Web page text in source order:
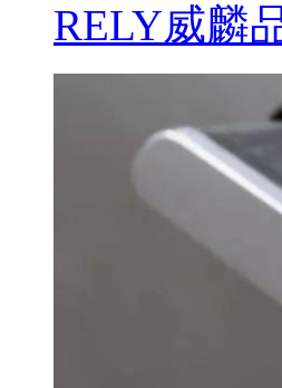
RELY威麟